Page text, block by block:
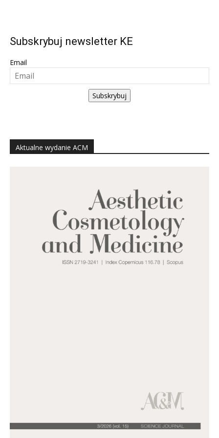
Subskrybuj newsletter KE
Email
Subskrybuj
Aktualne wydanie ACM